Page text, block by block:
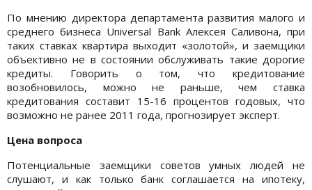
По мнению директора департамента развития малого и
среднего бизнеса Universal Bank Алексея Саливона, при
таких ставках квартира выходит «золотой», и заемщики
объективно не в состоянии обслуживать такие дорогие
кредиты. Говорить о том, что кредитование
возобновилось, можно не раньше, чем ставка
кредитования составит 15-16 процентов годовых, что
возможно не ранее 2011 года, прогнозирует эксперт.
Цена вопроса
Потенциальные заемщики советов умных людей не
слушают, и как только банк соглашается на ипотеку,